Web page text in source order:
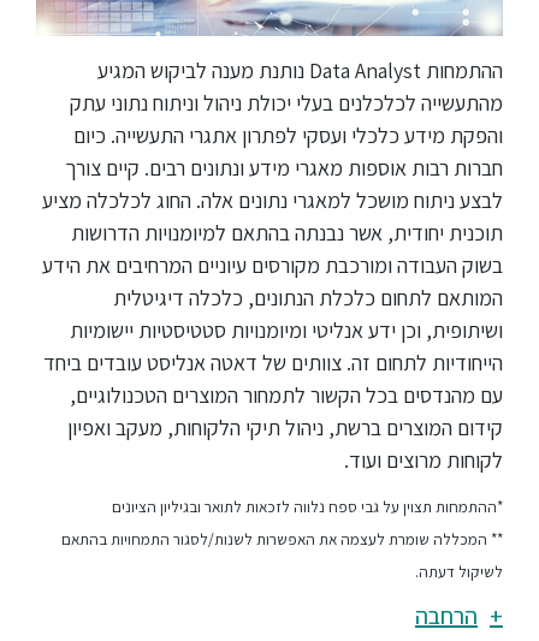
ההתמחות Data Analyst נותנת מענה לביקוש המגיע
מהתעשייה לכלכלנים בעלי יכולת ניהול וניתוח נתוני עתק
והפקת מידע כלכלי ועסקי לפתרון אתגרי התעשייה. כיום
חברות רבות אוספות מאגרי מידע ונתונים רבים. קיים צורך
לבצע ניתוח מושכל למאגרי נתונים אלה. החוג לכלכלה מציע
תוכנית יחודית, אשר נבנתה בהתאם למיומנויות הדרושות
בשוק העבודה ומורכבת מקורסים עיוניים המרחיבים את הידע
המותאם לתחום כלכלת הנתונים, כלכלה דיגיטלית
ושיתופית, וכן ידע אנליטי ומיומנויות סטטיסטיות יישומיות
הייחודיות לתחום זה. צוותים של דאטה אנליסט עובדים ביחד
עם מהנדסים בכל הקשור לתמחור המוצרים הטכנולוגיים,
קידום המוצרים ברשת, ניהול תיקי הלקוחות, מעקב ואפיון
לקוחות מרוצים ועוד.
*ההתמחות תצוין על גבי ספח נלווה לזכאות לתואר ובגיליון הציונים
** המכללה שומרת לעצמה את האפשרות לשנות/לסגור התמחויות בהתאם
לשיקול דעתה.
הרחבה